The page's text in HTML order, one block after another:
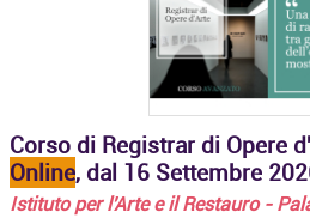
Corso di Registrar di Opere
Online, dal 16 Settembre
Istituto per l'Arte e il Restauro -